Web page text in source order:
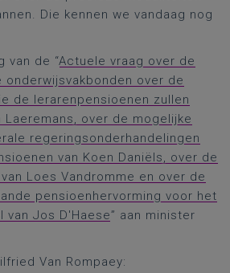
Die kennen we vandaag nog
van de “Actuele vraag over de
over de
de lerarenpensioenen zullen
Laeremans, over de mogelijke
regeringsonderhandelingen
van Koen Daniëls, over de
Loes Vandromme en over de
pensioenhervorming voor het
van Jos D'Haese” aan minister
Van Rompaey: